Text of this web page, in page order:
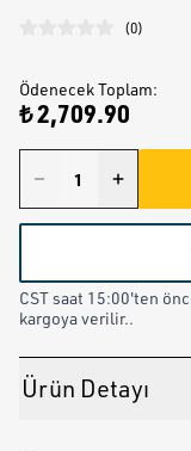
(0)
Ödenecek Toplam:
₺ 2,709.90
CST saat 15:00'ten
kargoya verilir..
Ürün Detayı